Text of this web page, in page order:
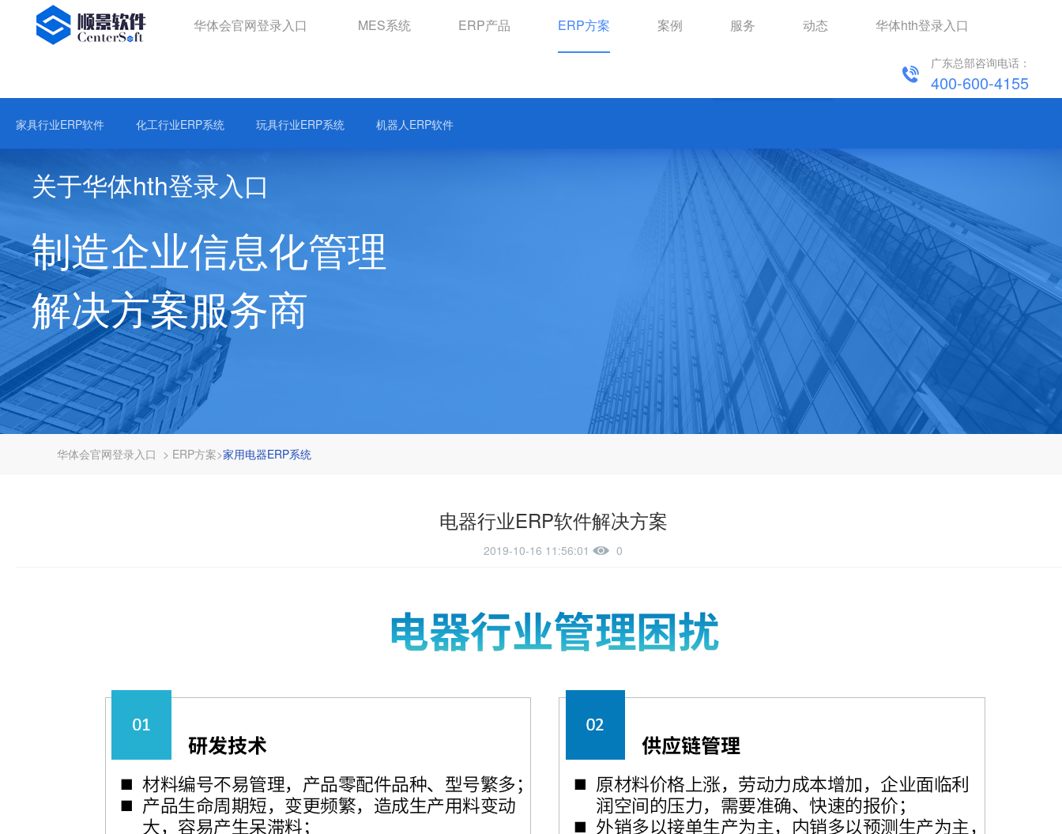
华体会官网登录入口
华体会官网登录入口 MES系统 ERP产品 ERP方案 案例 服务 动态 华体hth登录入口
广东总部咨询电话：
400-600-4155
医疗器械ERP系统
家具行业ERP软件 化工行业ERP系统 玩具行业ERP系统 机器人ERP软件
关于华体hth登录入口
制造企业信息化管理
解决方案服务商
华体会官网登录入口 > ERP方案>家用电器ERP系统
电器行业ERP软件解决方案
2019-10-16 11:56:01 0